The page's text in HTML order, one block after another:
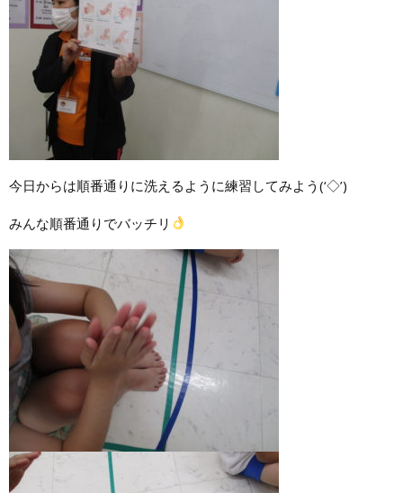
今日からは順番通りに洗えるように練習してみよう(‘◇’)ゞ
みんな順番通りでバッチリ